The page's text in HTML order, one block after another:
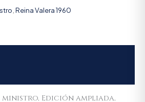
Reina Valera 1960
ministro, Edición ampliada,